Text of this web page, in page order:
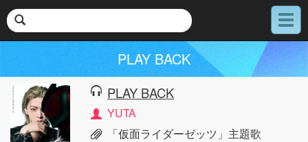
メ
ニ
PLAY BACK
PLAY BACK
YUTA
「仮面ライダーゼッツ」主題歌